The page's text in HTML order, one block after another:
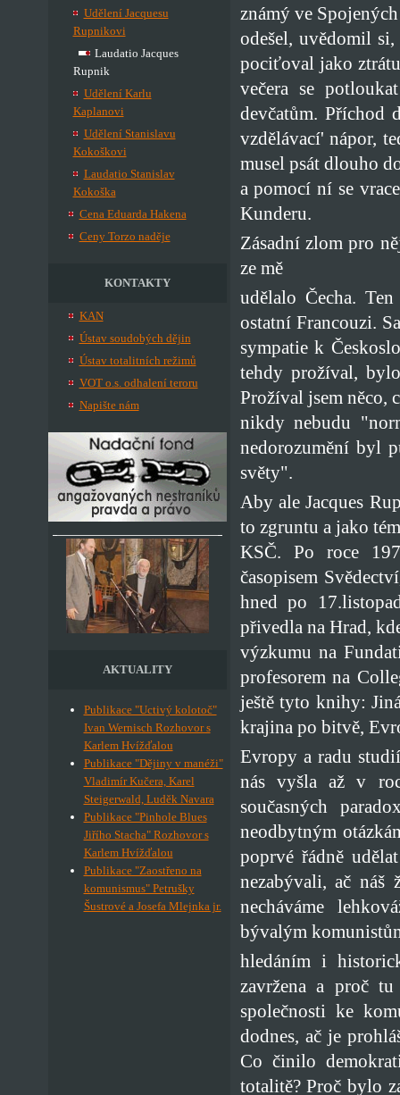
Udělení Jacquesu
Rupnikovi
Laudatio Jacques
Rupnik
Udělení Karlu
Kaplanovi
Udělení Stanislavu
Kokoškovi
Laudatio Stanislav
Kokoška
Cena Eduarda Hakena
Ceny Torzo naděje
KONTAKTY
KAN
Ústav soudobých dějin
Ústav totalitních režimů
VOT o.s. odhalení teroru
Napište nám
AKTUALITY
Publikace "Uctivý kolotoč"
Ivan Wernisch Rozhovor s
Karlem Hvížďalou
Publikace "Dějiny v manéži"
Vladimír Kučera, Karel
Steigerwald, Luděk Navara
Publikace "Pinhole Blues
Jiřího Stacha" Rozhovor s
Karlem Hvížďalou
Publikace "Zaostřeno na
komunismus" Petrušky
Šustrové a Josefa Mlejnka jr.
známý ve
odešel, uvědomil
pociťoval jako
večera se
devčatům. Příchod
vzdělávací' nápor,
musel psát dlouho
a pomocí ní se
Kunderu.
Zásadní zlom pro
ze mě
udělalo Čecha.
ostatní Francouzi.
sympatie k
tehdy prožíval,
Prožíval jsem něco,
nikdy nebudu
nedorozumění byl
světy".
Aby ale Jacques
to zgruntu a jako
KSČ. Po roce
časopisem
hned po
přivedla na Hrad,
výzkumu na
profesorem na
ještě tyto knihy:
krajina po bitvě,
Evropy a radu
nás vyšla až v
současných
neodbytným
poprvé řádně
nezabývali, ač náš
necháváme
bývalým
hledáním i
zavržena a proč
společnosti ke
dodnes, ač je
Co činilo
totalitě? Proč bylo